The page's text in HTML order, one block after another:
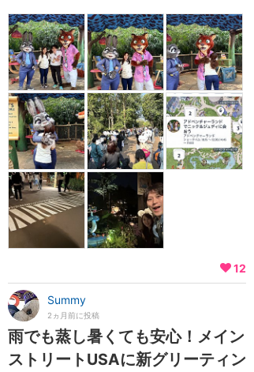
12
Summy
2ヵ月前に投稿
雨でも蒸し暑くても安心！メイン
ストリートUSAに新グリーティン